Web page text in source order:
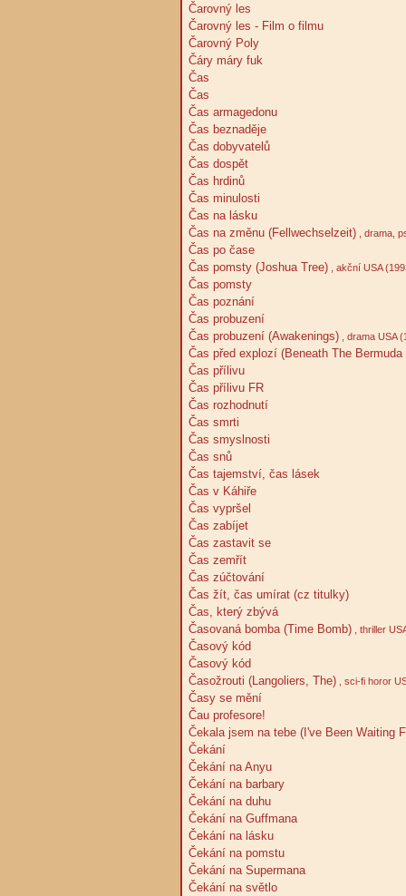
Čarovný les
Čarovný les - Film o filmu
Čarovný Poly
Čáry máry fuk
Čas
Čas
Čas armagedonu
Čas beznaděje
Čas dobyvatelů
Čas dospět
Čas hrdinů
Čas minulosti
Čas na lásku
Čas na změnu (Fellwechselzeit) , drama,
Čas po čase
Čas pomsty (Joshua Tree) , akční USA
Čas pomsty
Čas poznání
Čas probuzení
Čas probuzení (Awakenings) , drama USA
Čas před explozí (Beneath The Bermuda
Čas přílivu
Čas přílivu FR
Čas rozhodnutí
Čas smrti
Čas smyslnosti
Čas snů
Čas tajemství, čas lásek
Čas v Káhiře
Čas vypršel
Čas zabíjet
Čas zastavit se
Čas zemřít
Čas zúčtování
Čas žít, čas umírat (cz titulky)
Čas, který zbývá
Časovaná bomba (Time Bomb) , thriller
Časový kód
Časový kód
Časožrouti (Langoliers, The) , sci-fi horor
Časy se mění
Čau profesore!
Čekala jsem na tebe (I've Been Waiting
Čekání
Čekání na Anyu
Čekání na barbary
Čekání na duhu
Čekání na Guffmana
Čekání na lásku
Čekání na pomstu
Čekání na Supermana
Čekání na světlo